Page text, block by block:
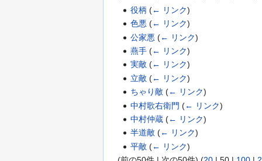
役柄 (← リンク)
色悪 (← リンク)
公家悪 (← リンク)
燕手 (← リンク)
実敵 (← リンク)
立敵 (← リンク)
ちゃり敵 (← リンク)
中村歌右衛門 (← リンク)
中村仲蔵 (← リンク)
半道敵 (← リンク)
平敵 (← リンク)